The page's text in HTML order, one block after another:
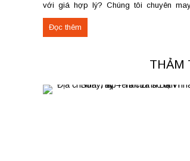
với giá hợp lý? Chúng tôi chuyên
theo yêu cầu, thi công nhanh, đúng mẫu,
tiến độ. Thực tế, chúng tôi vừa hoàn
Đọc thêm
THẢM